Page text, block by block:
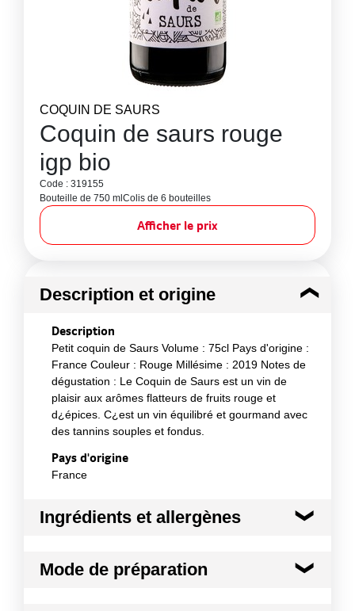
COQUIN DE SAURS
Coquin de saurs rouge
igp bio
Code : 319155
Bouteille de 750 ml Colis de 6 bouteilles
Afficher le prix
Description et origine
Description
Petit coquin de Saurs Volume : 75cl Pays d'origine :
France Couleur : Rouge Millésime : 2019 Notes de
dégustation : Le Coquin de Saurs est un vin de
plaisir aux arômes flatteurs de fruits rouge et
d¿épices. C¿est un vin équilibré et gourmand avec
des tannins souples et fondus.
Pays d'origine
France
Ingrédients et allergènes
Syrah, Duras, Merlot
Mode de préparation